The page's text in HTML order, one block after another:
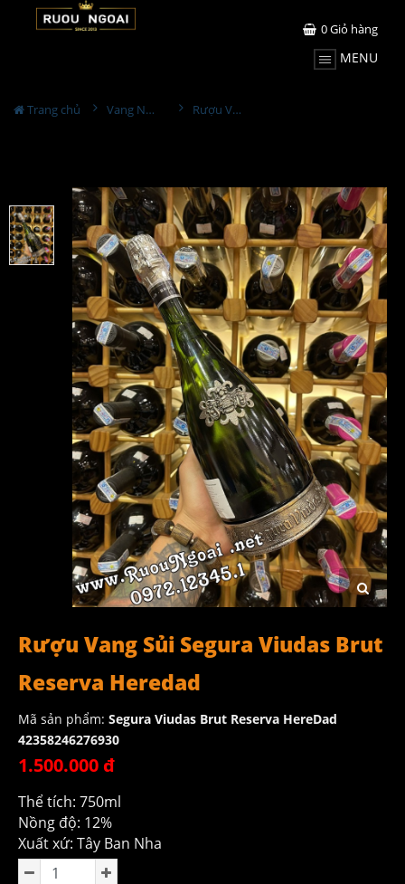
0Giỏ hàng
MENU
Trang chủ Vang Nổ / Champagne Rượu Vang Sủi Segura Viudas Brut Reserva Heredad
Rượu Vang Sủi Segura Viudas Brut
Reserva Heredad
Mã sản phẩm: Segura Viudas Brut Reserva HereDad
42358246276930
1.500.000 đ
Thể tích: 750ml
Nồng độ: 12%
Xuất xứ: Tây Ban Nha